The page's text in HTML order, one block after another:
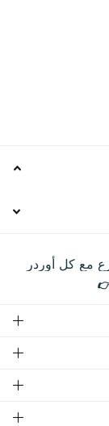
مع كل أوردر